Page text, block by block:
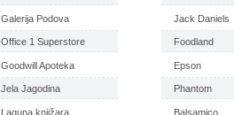
Galerija Podova
Office 1 Superstore
Goodwill Apoteka
Jela Jagodina
Laguna knjižara
Jack Daniels
Foodland
Epson
Phantom
Balsamico